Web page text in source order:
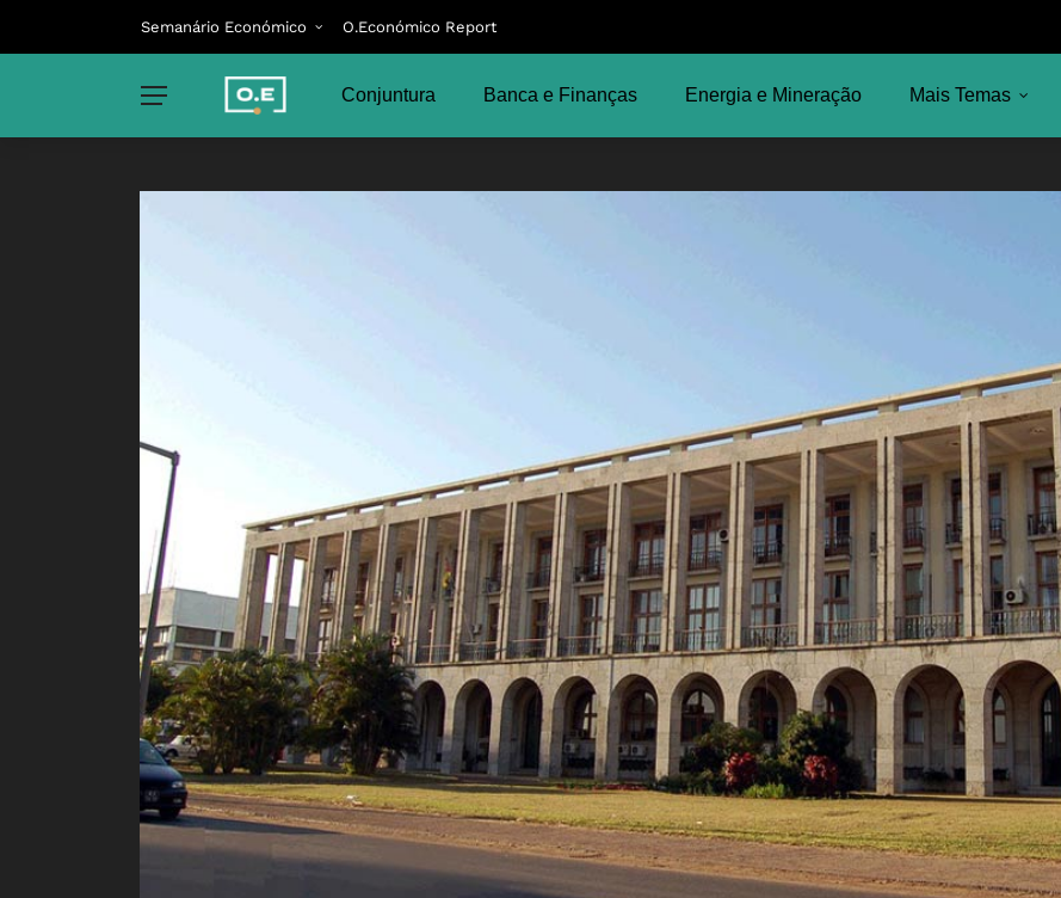
Semanário Económico O.Económico Report
Conjuntura Banca e Finanças Energia e Mineração Mais Temas